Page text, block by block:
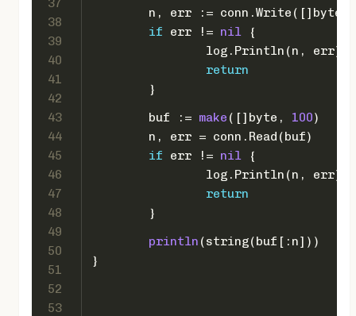
37
38
39
40
41
42
43
44
45
46
47
48
49
50
51
52
53
	n, err := conn.Write([]
byte
if err != nil {
		log.Println(n, err)
return
	}
	buf :=
make ([] byte , 100)
	n, err = conn.Read(buf)
if err != nil {
		log.Println(n, err)
return
	}
println (string(buf[:n]))
}